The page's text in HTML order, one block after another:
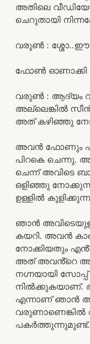
അതിലെ
ചെറുതായി
വരുൺ : ശ്ശോ..ഈ
ഫോൺ
വരുൺ : ആദ്യം
അല്ലെങ്കിൽ
അത് കഴിഞ്ഞു
അവൻ ഫോണും
പിറകെ ചെന്നു.
ചെന്ന് അവിടെ
ഒളിഞ്ഞു
ഉള്ളിൽ
ഞാൻ
കയറി. അവൻ
നോക്കിയതും
അത് അവൻ്റെ
നഗ്നയായി
നിൽക്കുകയാണ്.
എന്നാണ് ഞാൻ
വരുണാണെങ്കിൽ
പകർത്തുന്നുമുണ്ട്.